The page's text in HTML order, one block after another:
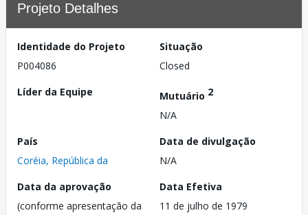
Projeto Detalhes
Identidade do Projeto
P004086
Situação
Closed
Líder da Equipe
Mutuário 2
N/A
País
Coréia, República da
Data de divulgação
N/A
Data da aprovação
(conforme apresentação da
Data Efetiva
11 de julho de 1979